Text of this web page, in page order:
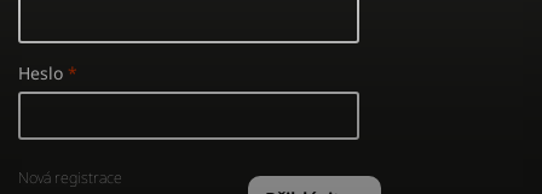
Heslo
Nová registrace